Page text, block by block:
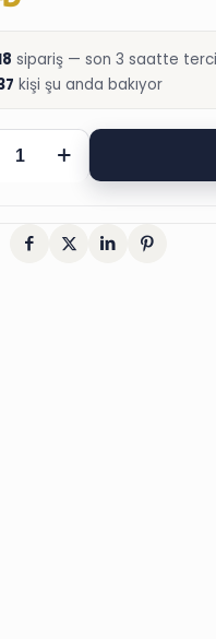
sipariş — son 3 saatte
kişi şu anda bakıyor